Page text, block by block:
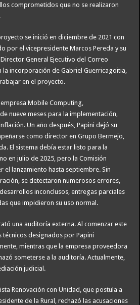
comprometidos que no se realizaron
se inició en diciembre de 2021 con
por el vicepresidente Marcos Pereda y su
General Ejecutivo del Correo
incorporación de Gabriel Guerricagoitia,
en el proyecto.
Mobile Computing,
nueve meses para la implementación,
Un año después, Papini dejó su
como director en Grupo Bermejo,
El sistema debía estar listo para la
en julio de 2025, pero la Comisión
el lanzamiento hasta septiembre. Sin
se detectaron numerosos errores,
inconclusos, entregas parciales
que impidieron su uso normal.
una auditoría externa. Al comenzar este
designados por Papini
mientras que la empresa proveedora
someterse a la auditoría. Actualmente,
judicial.
Renovación con Unidad, que postula a
de la Rural, rechazó las acusaciones